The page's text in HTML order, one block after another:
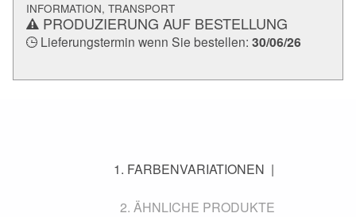
INFORMATION, TRANSPORT
PRODUZIERUNG AUF BESTELLUNG
Lieferungstermin wenn Sie bestellen: 30/06/26
FARBENVARIATIONEN
ÄHNLICHE PRODUKTE